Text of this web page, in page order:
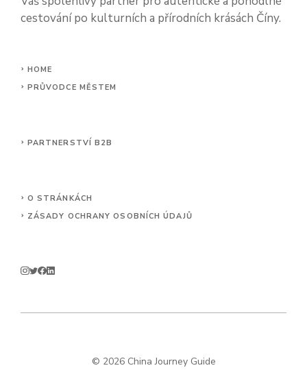
cestování po kulturních a přírodních krásách Číny.
HOME
PRŮVODCE MĚSTEM
PARTNERSTVÍ B2B
O STRÁNKÁCH
ZÁSADY OCHRANY OSOBNÍCH ÚDAJŮ
© 2026 China Journey Guide